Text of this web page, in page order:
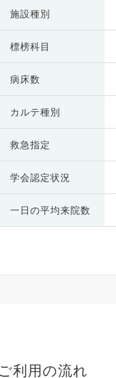
施設種別
標榜科目
病床数
カルテ種別
救急指定
学会認定状況
一日の平均来院数
利用の流れ